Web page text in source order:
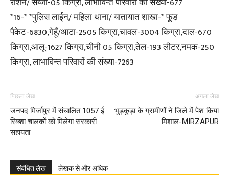
*16-* *पुलिस लाईन/ महिला थाना/ यातायात शाखा-* फूड
पैकेट-6830,गेहूँ/आटा-2505 किग्रा,चावल-3004 किग्रा,दाल-670
किग्रा,आलू-1627 किग्रा,चीनी 05 किग्रा,तेल-193 लीटर,नमक-250
किग्रा, लाभाविन्त परिवारों की संख्या-7263
पिछला लेख
जनपद मिर्जापुर में संचालित 1057 ई
रिक्शा चालकों को मिलेगा सरकारी
सहायता
अगला लेख
भुड़कुड़ा के ग्रामीणों ने जिले में पेश किया
मिशाल-MIRZAPUR
संबंधित लेख लेखक से और अधिक